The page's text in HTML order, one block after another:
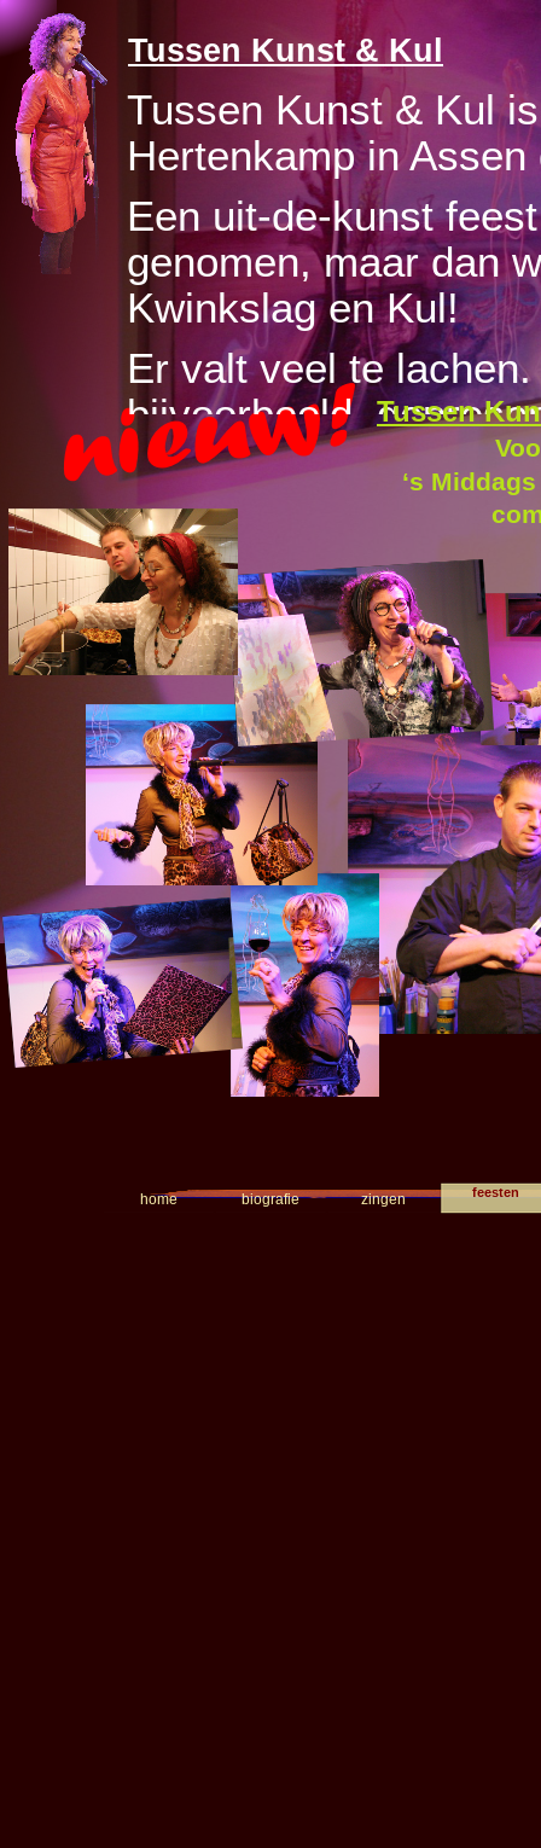
home biografie zingen feesten
Tussen Kunst & Kul
Tussen Kunst & Kul
Hertenkamp in
Een uit-de-kunst
genomen, maar dan
Kwinkslag en Kul!
Er valt veel te
bijvoorbeeld,
wording Karoline
zoals samen zelf
En het Asserbos zal zich
want De Hertenkamp ligt
Tussen
‘s